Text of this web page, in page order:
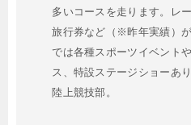
多いコースを走ります。レ
旅行券など（※昨年実績）
では各種スポーツイベント
ス、特設ステージショーあ
陸上競技部。